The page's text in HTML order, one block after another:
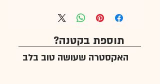
תוספת בקטנה?
האקסטרה שעושה טוב בלב